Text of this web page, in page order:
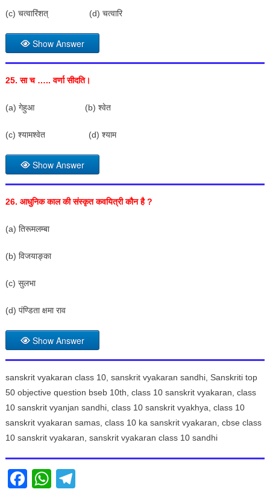
(c) चत्वारिंशत् (d) चत्वारि
Show Answer
25.सा च ….. वर्णा सीदति।
(a) गेहुआ (b) श्वेत
(c) श्यामश्वेत (d) श्याम
Show Answer
26. आधुनिक काल की संस्कृत कवयित्री कौन है?
(a) तिरूमलम्बा
(b) विजयाङ्का
(c) सुलभा
(d) पंण्डिता क्षमा राव
Show Answer
sanskrit vyakaran class 10, sanskrit vyakaran sandhi, Sanskriti top
50 objective question bseb 10th, class 10 sanskrit vyakaran, class
10 sanskrit vyanjan sandhi, class 10 sanskrit vyakhya, class 10
sanskrit vyakaran samas, class 10 ka sanskrit vyakaran, cbse class
10 sanskrit vyakaran, sanskrit vyakaran class 10 sandhi
Facebook
WhatsApp
Telegram